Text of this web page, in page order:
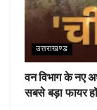
उत्तराखण्ड
वन विभाग के नए
सबसे बड़ा फायर